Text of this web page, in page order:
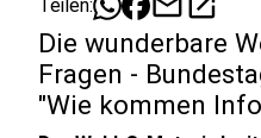
Teilen:
Die wunderbare
Fragen -
"Wie kommen